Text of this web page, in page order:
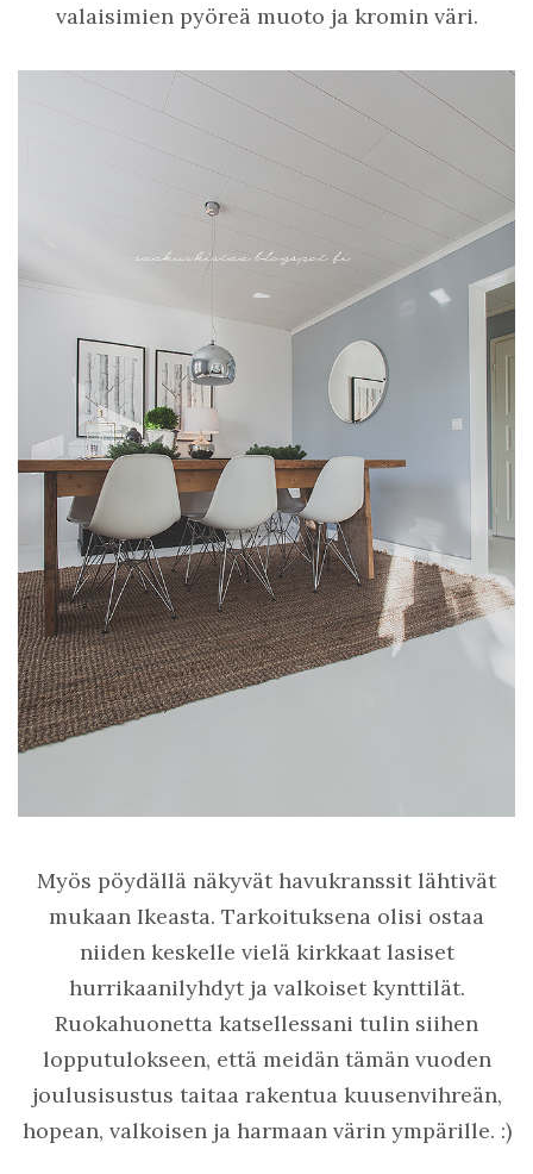
valaisimien pyöreä muoto ja kromin väri.
Myös pöydällä näkyvät havukranssit lähtivät
mukaan Ikeasta. Tarkoituksena olisi ostaa
niiden keskelle vielä kirkkaat lasiset
hurrikaanilyhdyt ja valkoiset kynttilät.
Ruokahuonetta katsellessani tulin siihen
lopputulokseen, että meidän tämän vuoden
joulusisustus taitaa rakentua kuusenvihreän,
hopean, valkoisen ja harmaan värin ympärille. :)